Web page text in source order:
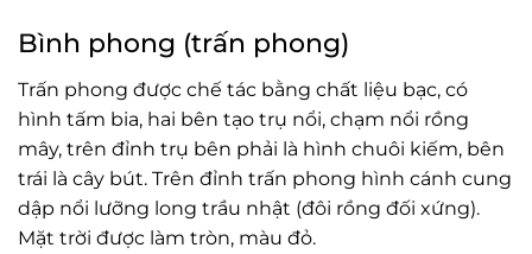
Bình phong (trấn phong)
Trấn phong được chế tác bằng chất liệu bạc, có
hình tấm bia, hai bên tạo trụ nổi, chạm nổi rồng
mây, trên đỉnh trụ bên phải là hình chuôi kiếm, bên
trái là cây bút. Trên đỉnh trấn phong hình cánh cung
dập nổi lưỡng long trầu nhật (đôi rồng đối xứng).
Mặt trời được làm tròn, màu đỏ.